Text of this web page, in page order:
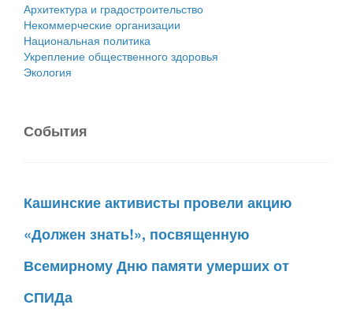
Архитектура и градостроительство
Некоммерческие организации
Национальная политика
Укрепление общественного здоровья
Экология
События
Кашинские активисты провели акцию
«Должен знать!», посвященную
Всемирному Дню памяти умерших от
СПИДа